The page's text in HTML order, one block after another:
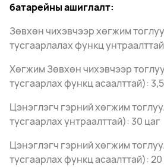
батарейны ашиглалт:
Зөвхөн чихэвчээр хөгжим
тусгаарлалах функц
Хөгжим Зөвхөн чихэвчээр
тусгаарлах функц асаалттай):
Цэнэглэгч гэрний хөгжим
тусгаарлах унтраалттай): 30 цаг
Цэнэглэгч гэрний хөгжим
тусгаарлах функц асаалттай): 20